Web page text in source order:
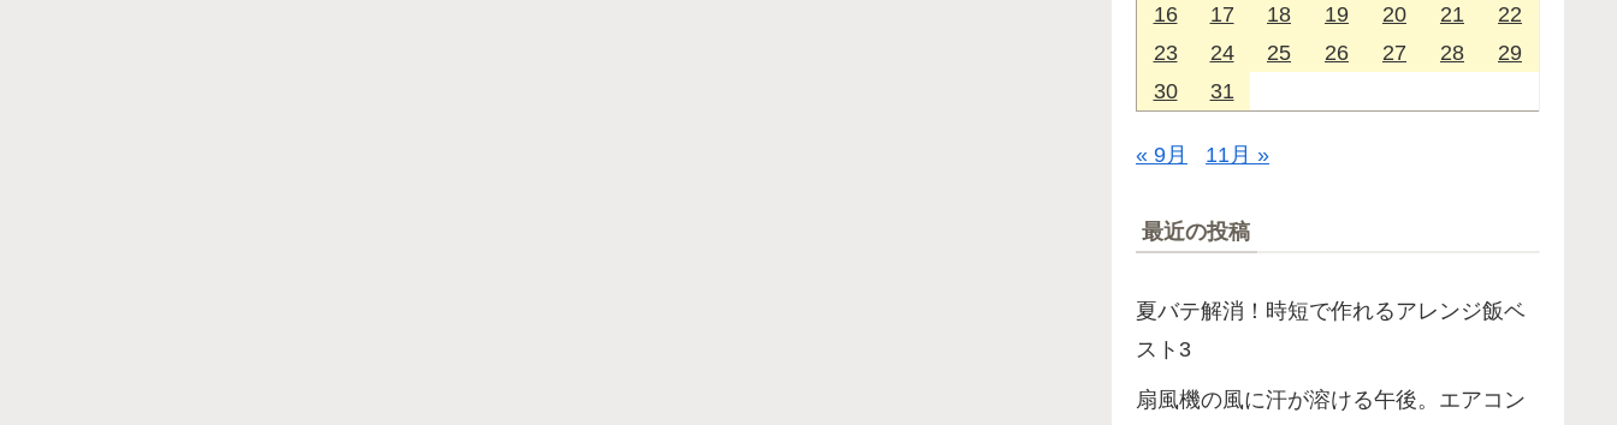
16
17 18 19 20 21
22
23
24 25 26 27 28
29
30
31
« 9月 11月 »
最近の投稿
夏バテ解消！時短で作れるアレンジ飯ベ
スト3
扇風機の風に汗が溶ける午後。エアコン